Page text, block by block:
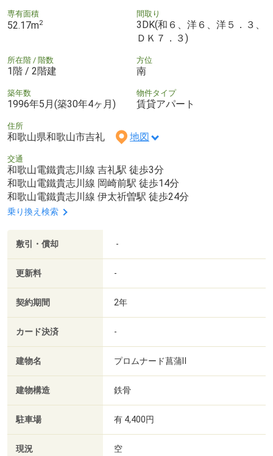
専有面積
52.17m2
間取り
3DK(和６、洋６、洋５．３、
ＤＫ７．３)
所在階 / 階数
1階 / 2階建
方位
南
築年数
1996年5月(築30年4ヶ月)
物件タイプ
賃貸アパート
住所
和歌山県和歌山市吉礼 地図
交通
和歌山電鐵貴志川線 吉礼駅 徒歩3分
和歌山電鐵貴志川線 岡崎前駅 徒歩14分
和歌山電鐵貴志川線 伊太祈曽駅 徒歩24分
乗り換え検索
敷引・償却 -
更新料 -
契約期間 2年
カード決済 -
建物名 プロムナード菖蒲Ⅱ
建物構造 鉄骨
駐車場 有 4,400円
現況 空